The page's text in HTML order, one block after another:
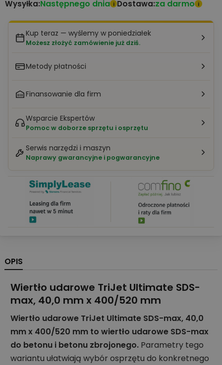
Wysyłka:Następnego dnia i Dostawa:za darmo i
Kup teraz — wyślemy w poniedziałek
Możesz złożyć zamówienie już dziś.
Metody płatności
Finansowanie dla firm
Wsparcie Ekspertów
Pomoc w doborze sprzętu i osprzętu
Serwis narzędzi i maszyn
Naprawy gwarancyjne i pogwarancyjne
OPIS
Wiertło udarowe TriJet Ultimate SDS-
max, 40,0 mm x 400/520 mm
Wiertło udarowe TriJet Ultimate SDS-max, 40,0
mm x 400/520 mm to wiertło udarowe SDS-max
do betonu i betonu zbrojonego. Parametry tego
wariantu ułatwiają wybór osprzętu do konkretnego